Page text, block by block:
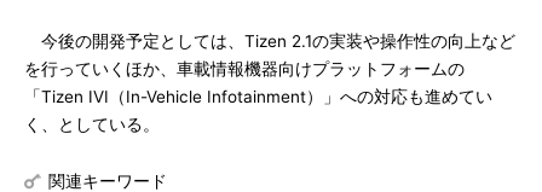
今後の開発予定としては、Tizen 2.1の実装や操作性の向上など
を行っていくほか、車載情報機器向けプラットフォームの
「Tizen IVI（In-Vehicle Infotainment）」への対応も進めてい
く、としている。
関連キーワード